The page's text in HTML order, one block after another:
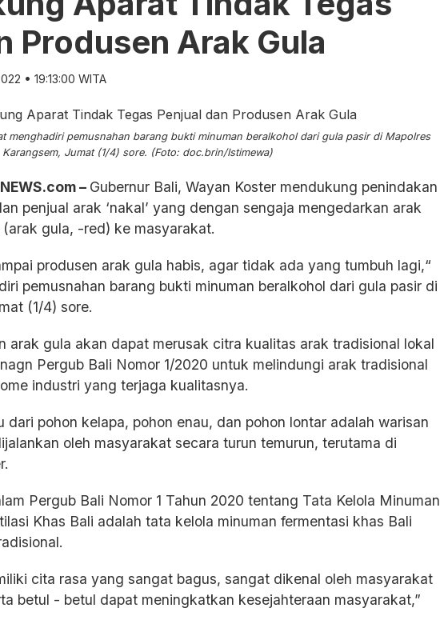
Produsen Arak Gula
• 19:13:00 WITA
menghadiri pemusnahan barang bukti minuman beralkohol dari gula pasir di Mapolres
Karangsem, Jumat (1/4) sore. (Foto: doc.brin/Istimewa)
– Gubernur Bali, Wayan Koster mendukung penindakan
penjual arak ‘nakal’ yang dengan sengaja mengedarkan arak
gula, -red) ke masyarakat.
produsen arak gula habis, agar tidak ada yang tumbuh lagi,“
pemusnahan barang bukti minuman beralkohol dari gula pasir di
(1/4) sore.
arak gula akan dapat merusak citra kualitas arak tradisional lokal
Pergub Bali Nomor 1/2020 untuk melindungi arak tradisional
industri yang terjaga kualitasnya.
dari pohon kelapa, pohon enau, dan pohon lontar adalah warisan
oleh masyarakat secara turun temurun, terutama di
Pergub Bali Nomor 1 Tahun 2020 tentang Tata Kelola Minuman
Khas Bali adalah tata kelola minuman fermentasi khas Bali
cita rasa yang sangat bagus, sangat dikenal oleh masyarakat
betul - betul dapat meningkatkan kesejahteraan masyarakat,”